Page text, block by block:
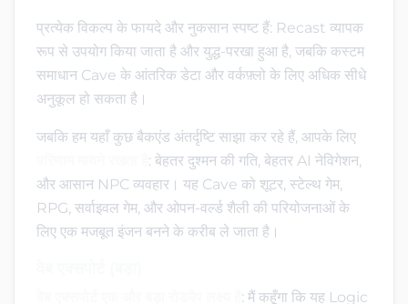
प्रत्येक विकल्प के फायदे और नुकसान स्पष्ट हैं: Recast व्यापक
रूप से उपयोग किया जाता है और युद्ध-परखा हुआ है, जबकि कस्टम
समाधान Cave के आंतरिक डेटा और वर्कफ़्लो के लिए अधिक सीधे
अनुकूल हो सकता है।
जबकि हम यहाँ कुछ बैकएंड अंतर्दृष्टि साझा कर रहे हैं, आपके लिए
: बेहतर दुश्मन की गति, बेहतर AI नेविगेशन,
और आसान NPC व्यवहार। यह Cave को शूटर, स्टेल्थ गेम,
RPG, सर्वाइवल गेम, और ओपन-वर्ल्ड शैली की परियोजनाओं के
लिए एक मजबूत इंजन बनने के करीब ले जाता है।
: मैं कहूँगा कि यह Logic